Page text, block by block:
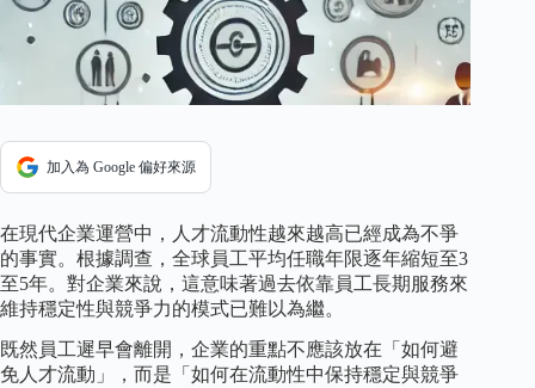
加入為 Google 偏好來源
在現代企業運營中，人才流動性越來越高已經成為不爭
的事實。根據調查，全球員工平均任職年限逐年縮短至3
至5年。對企業來說，這意味著過去依靠員工長期服務來
維持穩定性與競爭力的模式已難以為繼。
既然員工遲早會離開，企業的重點不應該放在「如何避
免人才流動」，而是「如何在流動性中保持穩定與競爭